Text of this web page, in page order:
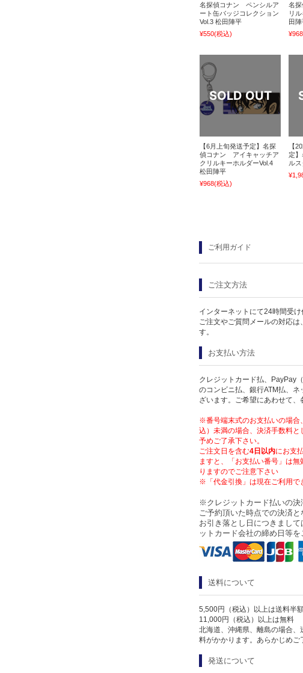
名探偵コナン ペンシルア
ート缶バッジコレクション
Vol.3 松田陣平
¥550(税込)
名
リ
田陣
¥968
【6月上旬発送予定】名探
偵コナン アイキャッチア
クリルキーホルダーVol.4
松田陣平
¥968(税込)
【
定
ル
ご利用ガイド
ご注文方法
インターネットにて24時間受け
ご注文やご質問メールの対応
す。
お支払い方法
クレジットカード払、PayPay
のコンビニ払、銀行ATM払、
ざいます。ご希望にあわせて、
※番号端末式のお支払いの場合
込）未満の場合、決済手数料と
予めご了承下さい。
ご注文日を含む4日以内にお支
ますと、「お支払い番号」は
りますのでご注意下さい
※「代金引換」は現在ご利用で
※クレジットカード払いの決
ご予約頂いた時点での決済と
お引き落とし日につきまし
ットカード会社の締め日等を
送料について
5,500円（税込）以上は送料半
11,000円（税込）以上は無料
北海道、沖縄県、離島の場合
料がかかります。あらかじめご
発送について